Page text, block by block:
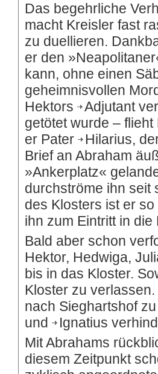
Das begehrliche
macht Kreisler fast
zu duellieren.
er den
kann, ohne einen
geheimnisvollen
Hektors
Adjutant
getötet wurde –
er Pater
Hilarius,
Brief an Abraham
»Ankerplatz«
durchströme ihn seit
des Klosters ist er
ihn zum Eintritt in
Bald aber schon
Hektor, Hedwiga,
bis in das Kloster.
Kloster zu
nach Sieghartshof
und
Ignatius
Mit Abrahams
diesem Zeitpunkt